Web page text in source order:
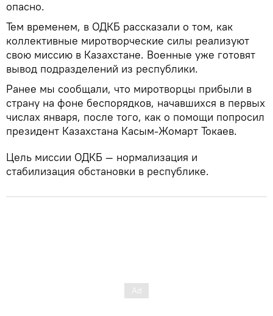
опасно.
Тем временем, в ОДКБ рассказали о том, как
коллективные миротворческие силы реализуют
свою миссию в Казахстане. Военные уже готовят
вывод подразделений из республики.
Ранее мы сообщали, что миротворцы прибыли в
страну на фоне беспорядков, начавшихся в первых
числах января, после того, как о помощи попросил
президент Казахстана Касым-Жомарт Токаев.
Цель миссии ОДКБ — нормализация и
стабилизация обстановки в республике.